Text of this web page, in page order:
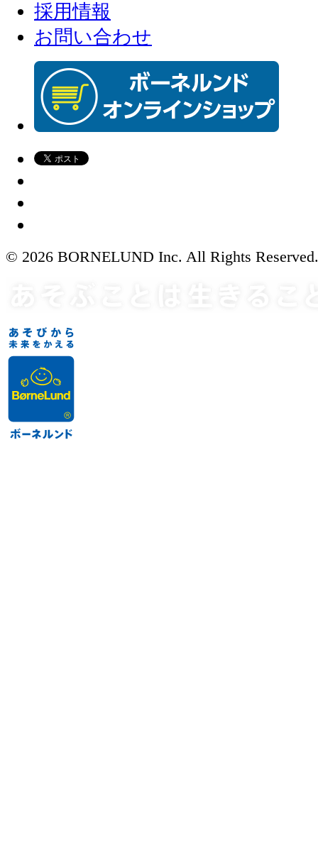
採用情報
お問い合わせ
© 2026 BORNELUND Inc. All Rights Reserved.